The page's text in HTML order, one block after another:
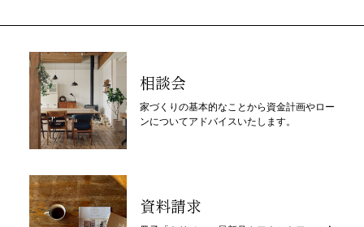
相談会
家づくりの基本的なことから資金計画やロー
ンについてアドバイスいたします。
資料請求